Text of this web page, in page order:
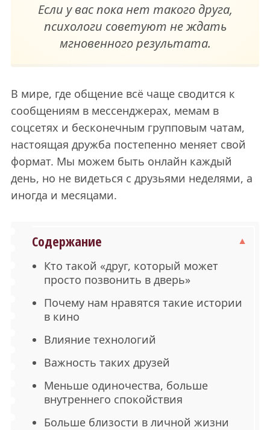
Если у вас пока нет такого друга,
психологи советуют не ждать
мгновенного результата.
В мире, где общение всё чаще сводится к
сообщениям в мессенджерах, мемам в
соцсетях и бесконечным групповым чатам,
настоящая дружба постепенно меняет свой
формат. Мы можем быть онлайн каждый
день, но не видеться с друзьями неделями, а
иногда и месяцами.
Содержание
Кто такой «друг, который может
просто позвонить в дверь»
Почему нам нравятся такие истории
в кино
Влияние технологий
Важность таких друзей
Меньше одиночества, больше
внутреннего спокойствия
Больше близости в личной жизни